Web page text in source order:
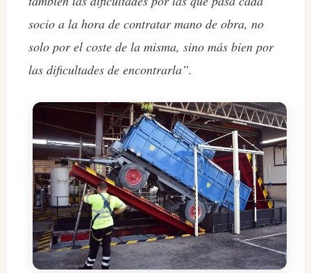
socio a la hora de contratar mano de obra, no
solo por el coste de la misma, sino más bien por
las dificultades de encontrarla”.